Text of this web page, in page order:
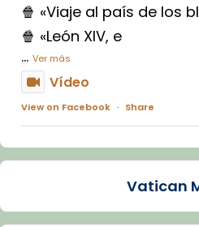
🍿 «Viaje al país de los
🍿 «León XIV, e
... Ver más
Vídeo
View on Facebook · Share
Arquebisbat de
La Carmina va patir
dos mesos, a l'Estadi
Vatican